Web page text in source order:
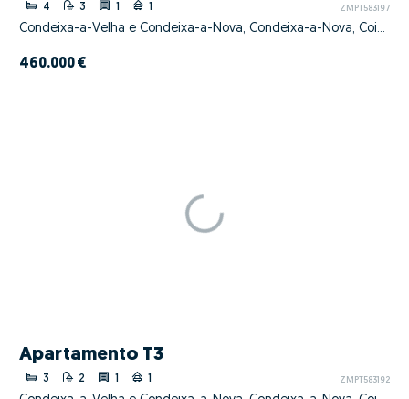
4 3 1 1 ZMPT583197
Condeixa-a-Velha e Condeixa-a-Nova, Condeixa-a-Nova, Coimbra
460.000 €
Apartamento T3
3 2 ZMPT583192